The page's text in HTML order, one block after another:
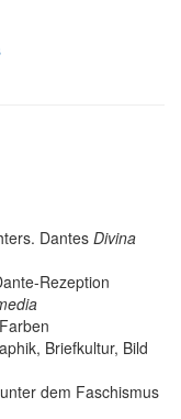
Dantes Divina
Rezeption
Briefkultur, Bild
dem Faschismus